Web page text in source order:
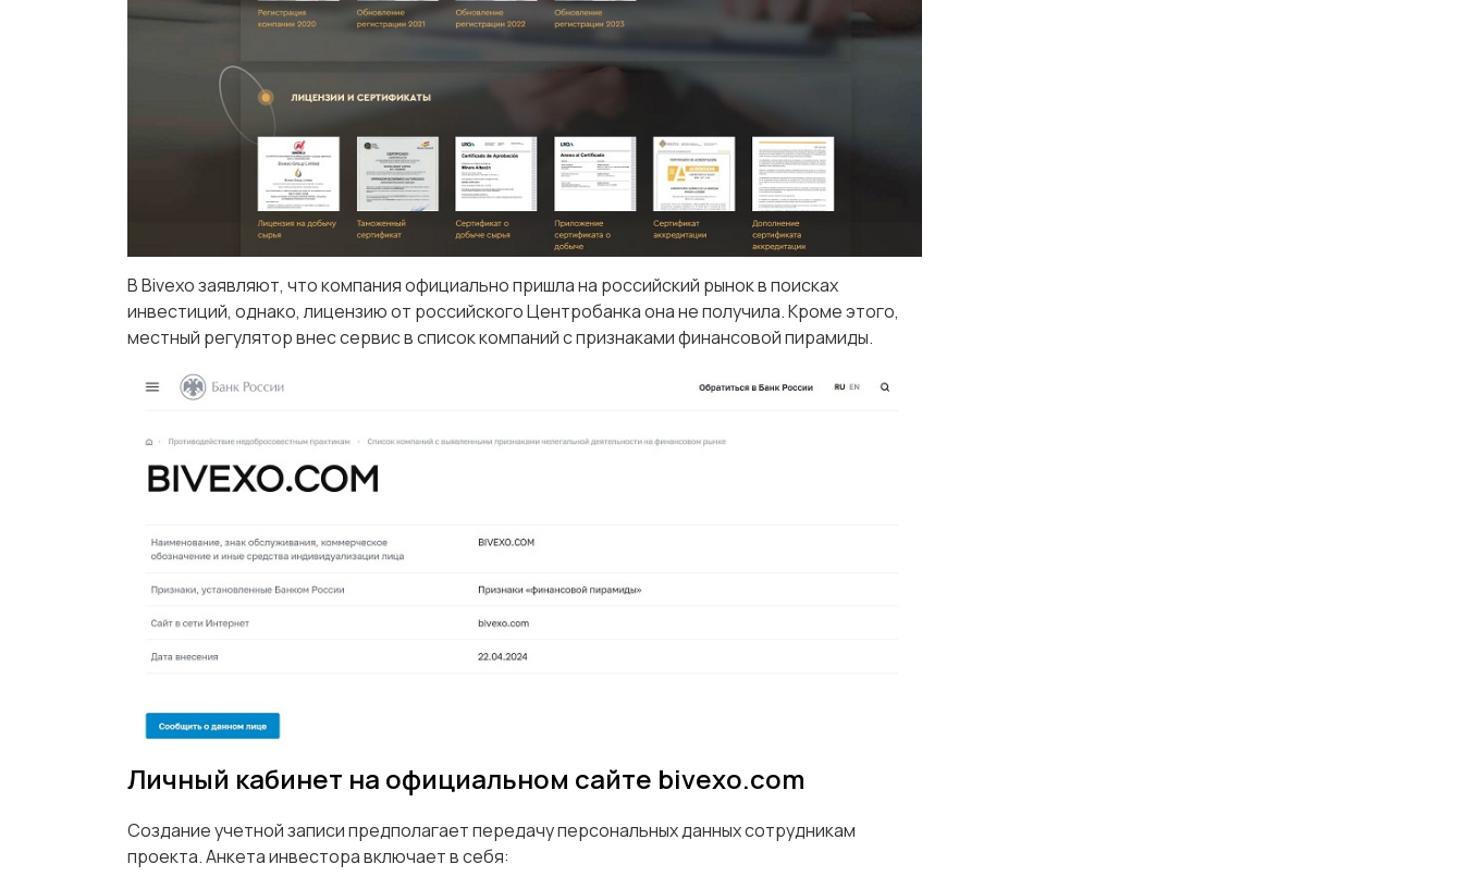
В Bivexo заявляют, что компания официально пришла на российский рынок в поисках
инвестиций, однако, лицензию от российского Центробанка она не получила. Кроме этого,
местный регулятор внес сервис в список компаний с признаками финансовой пирамиды.
Личный кабинет на официальном сайте bivexo.com
Создание учетной записи предполагает передачу персональных данных сотрудникам
проекта. Анкета инвестора включает в себя: